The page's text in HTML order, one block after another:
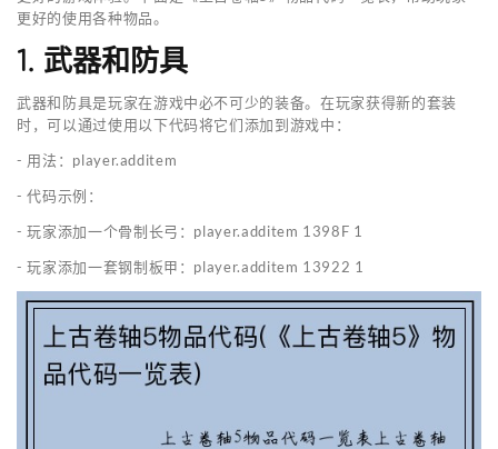
更好的使用各种物品。
1. 武器和防具
武器和防具是玩家在游戏中必不可少的装备。在玩家获得新的套装
时，可以通过使用以下代码将它们添加到游戏中：
- 用法：player.additem
- 代码示例：
- 玩家添加一个骨制长弓：player.additem 1398F 1
- 玩家添加一套钢制板甲：player.additem 13922 1